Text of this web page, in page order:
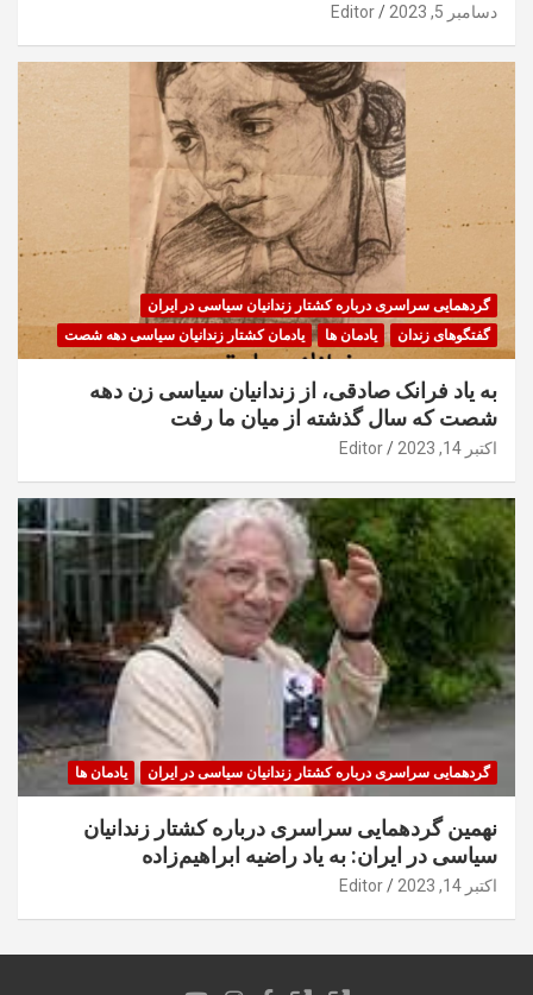
دسامبر 5, 2023 Editor
گردهمایی سراسری درباره کشتار زندانیان سیاسی در ایران
گفتگوهای زندان
یادمان ها یادمان کشتار زندانیان سیاسی دهه شصت
به یاد فرانک صادقی، از زندانیان سیاسی زن دهه
شصت که سال گذشته از میان ما رفت
اکتبر 14, 2023 Editor
گردهمایی سراسری درباره کشتار زندانیان سیاسی در ایران یادمان ها
نهمین گردهمایی سراسری درباره کشتار زندانیان
سیاسی در ایران: به یاد راضیه ابراهیم‌زاده
اکتبر 14, 2023 Editor